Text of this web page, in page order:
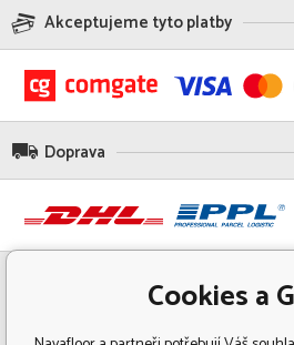
Akceptujeme tyto platby
Doprava
Cookies a